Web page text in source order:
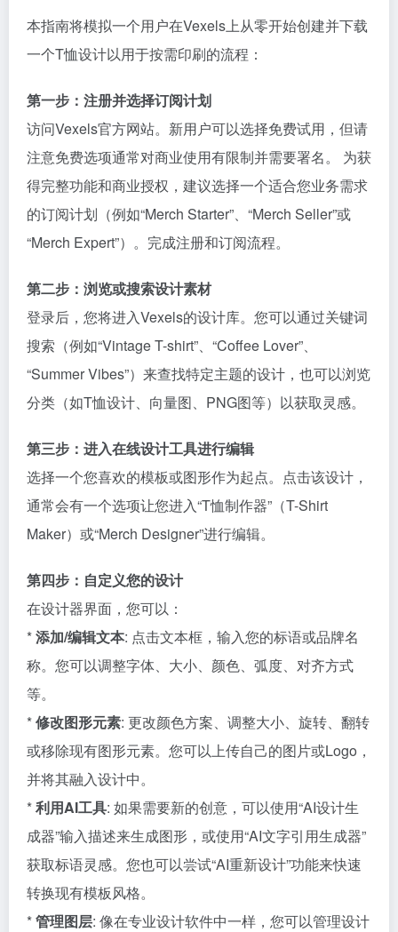
本指南将模拟一个用户在Vexels上从零开始创建并下载
一个T恤设计以用于按需印刷的流程：
第一步：注册并选择订阅计划
访问Vexels官方网站。新用户可以选择免费试用，但请
注意免费选项通常对商业使用有限制并需要署名。 为获
得完整功能和商业授权，建议选择一个适合您业务需求
的订阅计划（例如“Merch Starter”、“Merch Seller”或
“Merch Expert”）。完成注册和订阅流程。
第二步：浏览或搜索设计素材
登录后，您将进入Vexels的设计库。您可以通过关键词
搜索（例如“Vintage T-shirt”、“Coffee Lover”、
“Summer Vibes”）来查找特定主题的设计，也可以浏览
分类（如T恤设计、向量图、PNG图等）以获取灵感。
第三步：进入在线设计工具进行编辑
选择一个您喜欢的模板或图形作为起点。点击该设计，
通常会有一个选项让您进入“T恤制作器”（T-Shirt
Maker）或“Merch Designer”进行编辑。
第四步：自定义您的设计
在设计器界面，您可以：
*添加/编辑文本: 点击文本框，输入您的标语或品牌名
称。您可以调整字体、大小、颜色、弧度、对齐方式
等。
*修改图形元素: 更改颜色方案、调整大小、旋转、翻转
或移除现有图形元素。您可以上传自己的图片或Logo，
并将其融入设计中。
*利用AI工具: 如果需要新的创意，可以使用“AI设计生
成器”输入描述来生成图形，或使用“AI文字引用生成器”
获取标语灵感。您也可以尝试“AI重新设计”功能来快速
转换现有模板风格。
*管理图层: 像在专业设计软件中一样，您可以管理设计